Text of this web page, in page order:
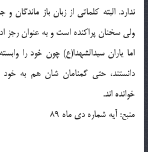
ندارد. البته کلماتي از زبان باز
ولي سخنان پراکنده است و به عنوان رجز
اما ياران سيدالشهدا(ع) چون خود را
دانستند، حتي گمنامان شان هم به
خوانده اند.
منبع: آيه شماره دي ماه 89